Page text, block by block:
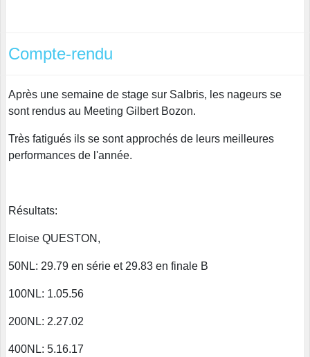
Compte-rendu
Après une semaine de stage sur Salbris, les nageurs se
sont rendus au Meeting Gilbert Bozon.
Très fatigués ils se sont approchés de leurs meilleures
performances de l'année.
Résultats:
Eloise QUESTON,
50NL: 29.79 en série et 29.83 en finale B
100NL: 1.05.56
200NL: 2.27.02
400NL: 5.16.17